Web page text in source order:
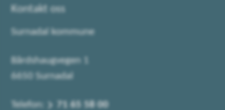
Kontakt oss
Surnadal kommune
Bårdshaugvegen 1
6650 Surnadal
Telefon: 71 65 58 00